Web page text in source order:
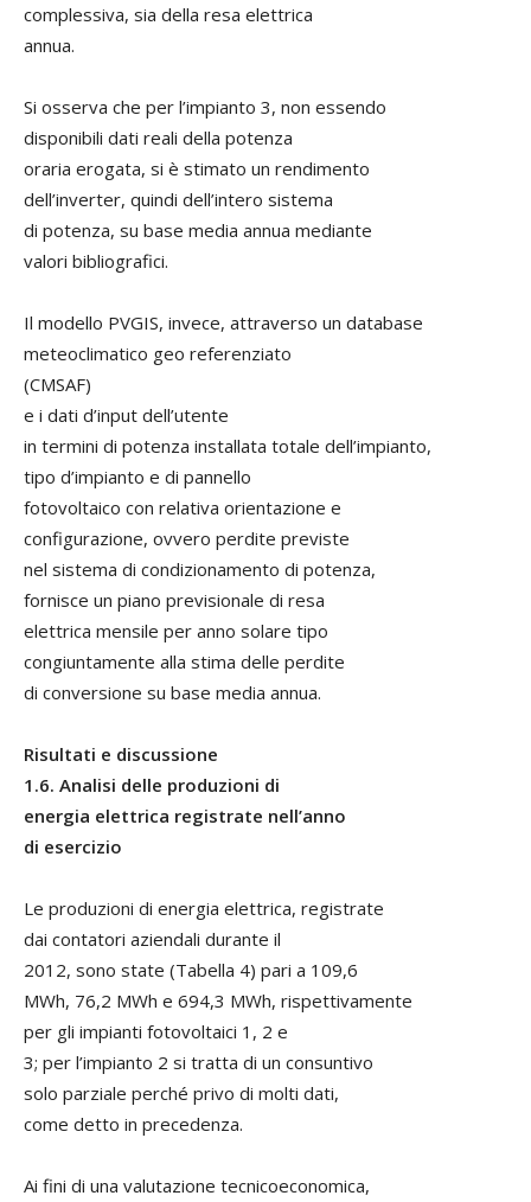
complessiva, sia della resa elettrica
annua.
Si osserva che per l’impianto 3, non essendo
disponibili dati reali della potenza
oraria erogata, si è stimato un rendimento
dell’inverter, quindi dell’intero sistema
di potenza, su base media annua mediante
valori bibliografici.
Il modello PVGIS, invece, attraverso un database
meteoclimatico geo referenziato
(CMSAF)
e i dati d’input dell’utente
in termini di potenza installata totale dell’impianto,
tipo d’impianto e di pannello
fotovoltaico con relativa orientazione e
configurazione, ovvero perdite previste
nel sistema di condizionamento di potenza,
fornisce un piano previsionale di resa
elettrica mensile per anno solare tipo
congiuntamente alla stima delle perdite
di conversione su base media annua.
Risultati e discussione
1.6. Analisi delle produzioni di
energia elettrica registrate nell’anno
di esercizio
Le produzioni di energia elettrica, registrate
dai contatori aziendali durante il
2012, sono state (Tabella 4) pari a 109,6
MWh, 76,2 MWh e 694,3 MWh, rispettivamente
per gli impianti fotovoltaici 1, 2 e
3; per l’impianto 2 si tratta di un consuntivo
solo parziale perché privo di molti dati,
come detto in precedenza.
Ai fini di una valutazione tecnicoeconomica,